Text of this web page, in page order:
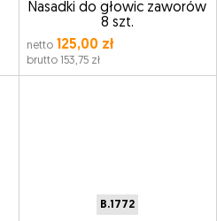
Nasadki do głowic zaworów
8 szt.
netto125,00 zł
brutto 153,75 zł
B.1772